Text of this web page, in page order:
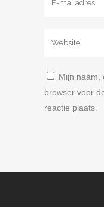
Mijn naam,
browser voor
reactie plaats.